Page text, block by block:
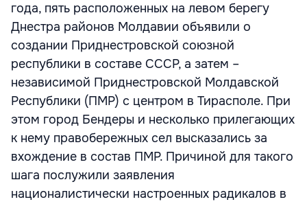
года, пять расположенных на левом берегу
Днестра районов Молдавии объявили о
создании Приднестровской союзной
республики в составе СССР, а затем –
независимой Приднестровской Молдавской
Республики (ПМР) с центром в Тирасполе. При
этом город Бендеры и несколько прилегающих
к нему правобережных сел высказались за
вхождение в состав ПМР. Причиной для такого
шага послужили заявления
националистически настроенных радикалов в